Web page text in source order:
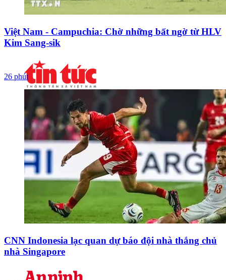
Việt Nam - Campuchia: Chờ những bất ngờ từ HLV
Kim Sang-sik
26 phút
CNN Indonesia lạc quan dự báo đội nhà thắng chủ
nhà Singapore